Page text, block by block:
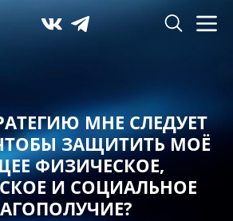
МНЕ СЛЕДУЕТ
ЗАЩИТИТЬ МОЁ
ФИЗИЧЕСКОЕ,
И СОЦИАЛЬНОЕ